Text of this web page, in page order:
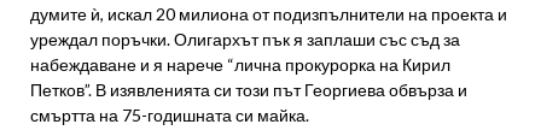
думите ѝ, искал 20 милиона от подизпълнители на проекта и
уреждал поръчки. Олигархът пък я заплаши със съд за
набеждаване и я нарече “лична прокурорка на Кирил
Петков”. В изявленията си този път Георгиева обвърза и
смъртта на 75-годишната си майка.